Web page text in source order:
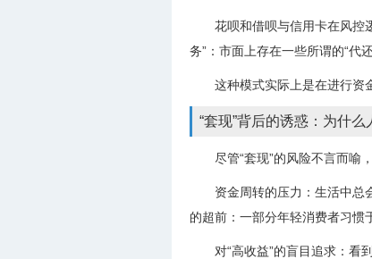
花呗和借呗与信用卡在风控
务”：市面上存在一些所谓的“代
这种模式实际上是在进行资
“套现”背后的诱惑：为什么
尽管“套现”的风险不言而喻
资金周转的压力：生活中总
的超前：一部分年轻消费者习惯
对“高收益”的盲目追求：看